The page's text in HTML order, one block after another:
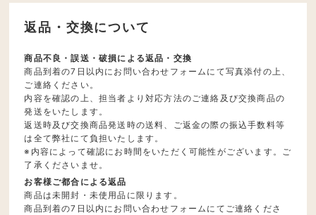
返品・交換について
商品不良・誤送・破損による返品・交換
商品到着の7日以内にお問い合わせフォームにて写真添付の上、
ご連絡ください。
内容を確認の上、担当者より対応方法のご連絡及び交換商品の
発送をいたします。
返送時及び交換商品発送時の送料、ご返金の際の振込手数料等
は全て弊社にて負担いたします。
※内容によって確認にお時間をいただく可能性がございます。ご
了承くださいませ。
お客様ご都合による返品
商品は未開封・未使用品に限ります。
商品到着の7日以内にお問い合わせフォームにてご連絡くださ